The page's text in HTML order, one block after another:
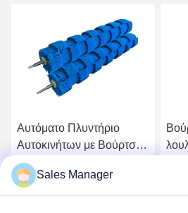
Αυτόματο Πλυντήριο
Αυτοκινήτων με Βούρτσα
Τροχού με Υψηλό/Χαμηλό
Χνούδι από Ανοξείδωτο
Χάλυβα
Πάρτε την καλύτερη τιμή
Sales Manager